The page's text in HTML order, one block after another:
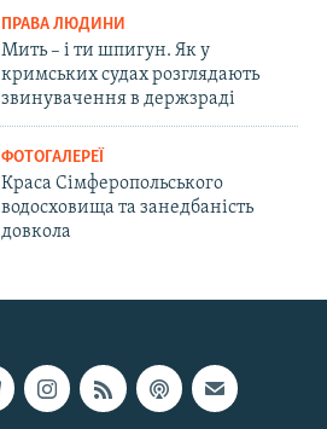
ПРАВА ЛЮДИНИ
Мить – і ти шпигун. Як у
кримських судах розглядають
звинувачення в держзраді
ФОТОГАЛЕРЕЇ
Краса Сімферопольського
водосховища та занедбаність
довкола